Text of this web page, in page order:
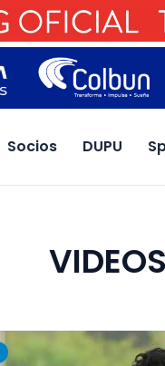
Socios DUPU
VIDEOS